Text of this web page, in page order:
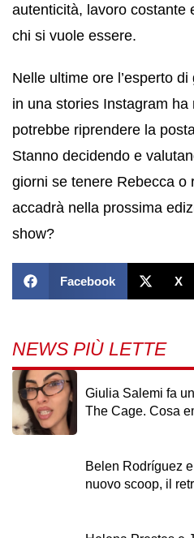
autenticità, lavoro costante
chi si vuole essere.
Nelle ultime ore l’esperto
in una stories Instagram ha
potrebbe riprendere la
Stanno decidendo e
giorni se tenere Rebecca o
accadrà nella prossima
show?
Facebook X
NEWS PIÙ LETTE
Giulia Salemi fa
The Cage. Cosa
Belen Rodríguez
nuovo scoop, il